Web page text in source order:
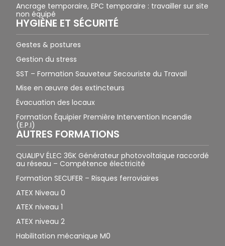
Ancrage temporaire, EPC temporaire : travailler sur site
non équipé
HYGIÈNE ET SÉCURITÉ
Gestes & postures
Gestion du stress
SST – Formation Sauveteur Secouriste du Travail
Mise en œuvre des extincteurs
Évacuation des locaux
Formation Équipier Première Intervention Incendie
(E.P.I)
AUTRES FORMATIONS
QUALIPV ÉLEC 36K Générateur photovoltaïque raccordé
au réseau – Compétence électricité
Formation SECUFER – Risques ferroviaires
ATEX Niveau 0
ATEX niveau 1
ATEX niveau 2
Habilitation mécanique M0